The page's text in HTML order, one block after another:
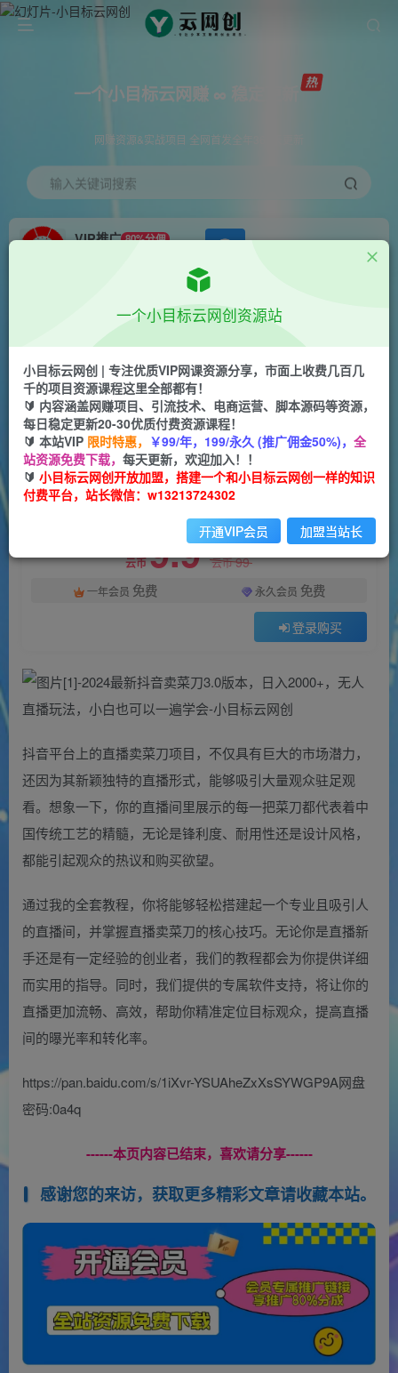
一个小目标云网赚 ∞ 稳定更新
网赚资源&实战项目 全网首发全年365天更新
输入关键词搜索
VIP推广 80%分佣
会员免费 正文
2024最新抖音卖菜刀3.0版本，日入2000+，无人
直播玩法，小白也可以一遍学会
一个小目标云网创
2年前更新
关注 私信
65 15
此内容为付费资源，请付费后查看
云币9.9 限时特惠
云币99
一年会员 免费 永久会员 免费
登录购买
付费资源
抖音平台上的直播卖菜刀项目，不仅具有巨大的市场潜力，
还因为其新颖独特的直播形式，能够吸引大量观众驻足观
看。想象一下，你的直播间里展示的每一把菜刀都代表着中
国传统工艺的精髓，无论是锋利度、耐用性还是设计风格，
都能引起观众的热议和购买欲望。
通过我的全套教程，你将能够轻松搭建起一个专业且吸引人
的直播间，并掌握直播卖菜刀的核心技巧。无论你是直播新
手还是有一定经验的创业者，我们的教程都会为你提供详细
而实用的指导。同时，我们提供的专属软件支持，将让你的
直播更加流畅、高效，帮助你精准定位目标观众，提高直播
间的曝光率和转化率。
https://pan.baidu.com/s/1iXvr-YSUAheZxXsSYWGP9A网盘
密码:0a4q
------本页内容已结束，喜欢请分享------
感谢您的来访，获取更多精彩文章请收藏本站。
一个小目标云网创资源站
小目标云网创 | 专注优质VIP网课资源分享，市面上收费几百几
千的项目资源课程这里全部都有！
🔰 内容涵盖网赚项目、引流技术、电商运营、脚本源码等资源，
每日稳定更新20-30优质付费资源课程！
🔰 本站VIP 限时特惠， ￥99/年，199/永久 (推广佣金50%)， 全
站资源免费下载， 每天更新，欢迎加入！！
🔰 小目标云网创开放加盟，搭建一个和小目标云网创一样的知识
付费平台，站长微信：w13213724302
开通VIP会员 加盟当站长